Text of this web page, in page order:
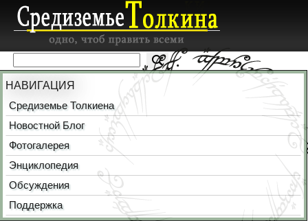
НАВИГАЦИЯ
Средиземье Толкиена
Новостной Блог
Фотогалерея
Энциклопедия
Обсуждения
Поддержка